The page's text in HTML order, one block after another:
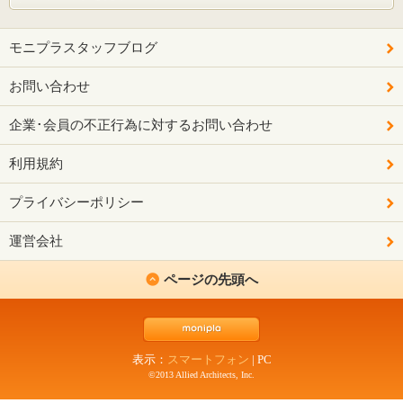
モニプラスタッフブログ
お問い合わせ
企業･会員の不正行為に対するお問い合わせ
利用規約
プライバシーポリシー
運営会社
ページの先頭へ
表示： スマートフォン | PC
©2013 Allied Architects, Inc.